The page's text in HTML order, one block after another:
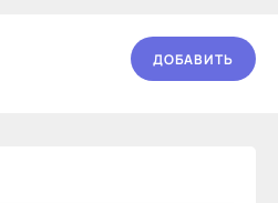
ДОБАВИТЬ